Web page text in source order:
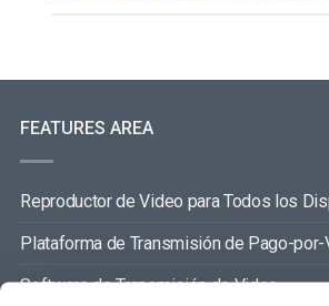
FEATURES AREA
Reproductor de Video para Todos los
Plataforma de Transmisión de Pago-
Software de Transmisión de Video